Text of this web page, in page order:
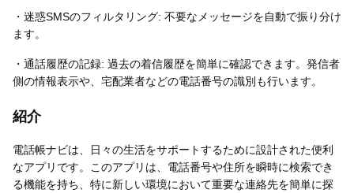
・迷惑SMSのフィルタリング: 不要なメッセージを自動で振り分け
ます。
・通話履歴の記録: 過去の着信履歴を簡単に確認できます。発信者
側の情報表示や、宅配業者などの電話番号の識別も行います。
紹介
電話帳ナビは、日々の生活をサポートするために設計された便利
なアプリです。このアプリは、電話番号や住所を瞬時に検索でき
る機能を持ち、特に新しい環境において重要な連絡先を簡単に探